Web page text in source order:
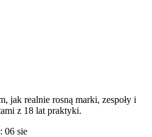
jak realnie rosną marki, zespoły i
z 18 lat praktyki.
06 sie